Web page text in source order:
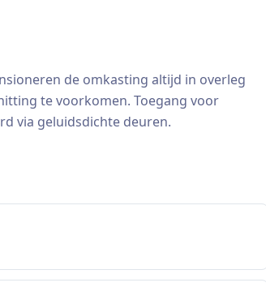
de omkasting altijd in overleg
te voorkomen. Toegang voor
via geluidsdichte deuren.